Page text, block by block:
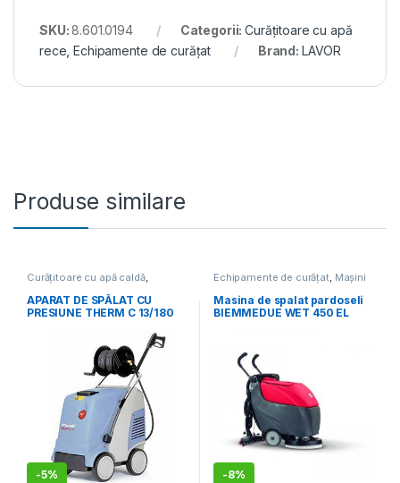
SKU:8.601.0194 Categorii:Curățitoare cu apă
rece ,Echipamente de curățat Brand: LAVOR
Produse similare
Curățitoare cu apă caldă,
Echipamente de curățat
APARAT DE SPĂLAT CU
PRESIUNE THERM C 13/180
-5%
Echipamente de curățat, Mașini
de curățat pardoseli
Masina de spalat pardoseli
BIEMMEDUE WET 450 EL
-8%